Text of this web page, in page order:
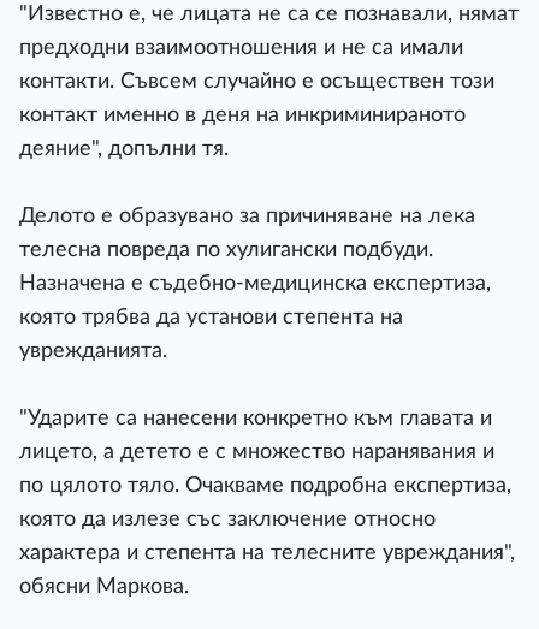
"Известно е, че лицата не са се познавали, нямат
предходни взаимоотношения и не са имали
контакти. Съвсем случайно е осъществен този
контакт именно в деня на инкриминираното
деяние", допълни тя.
Делото е образувано за причиняване на лека
телесна повреда по хулигански подбуди.
Назначена е съдебно-медицинска експертиза,
която трябва да установи степента на
уврежданията.
"Ударите са нанесени конкретно към главата и
лицето, а детето е с множество наранявания и
по цялото тяло. Очакваме подробна експертиза,
която да излезе със заключение относно
характера и степента на телесните увреждания",
обясни Маркова.